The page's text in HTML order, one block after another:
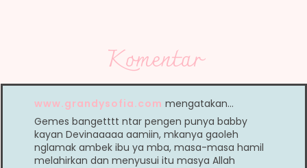
Komentar
www.grandysofia.com mengatakan…
Gemes bangetttt ntar pengen punya babby
kayan Devinaaaaa aamiin, mkanya gaoleh
nglamak ambek ibu ya mba, masa-masa hamil
melahirkan dan menyusui itu masya Allah